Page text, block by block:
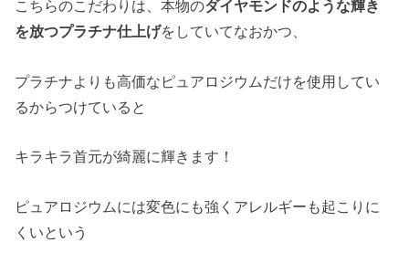
こちらのこだわりは、本物のダイヤモンドのような輝き
を放つプラチナ仕上げをしていてなおかつ、
プラチナよりも高価なピュアロジウムだけを使用してい
るからつけていると
キラキラ首元が綺麗に輝きます！
ピュアロジウムには変色にも強くアレルギーも起こりに
くいという